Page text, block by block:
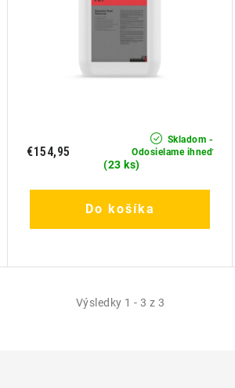
Skladom -
Odosielame ihneď
(23 ks)
€154,95
Do košíka
Výsledky 1 - 3 z 3